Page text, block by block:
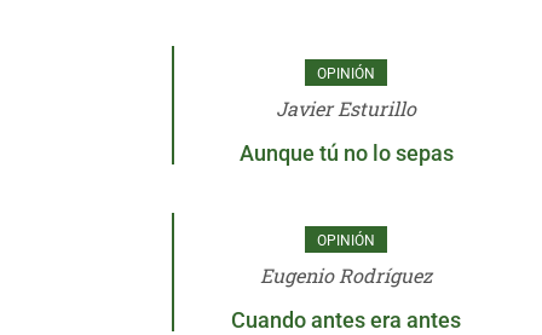
OPINIÓN
Javier Esturillo
Aunque tú no lo sepas
OPINIÓN
Eugenio Rodríguez
Cuando antes era antes